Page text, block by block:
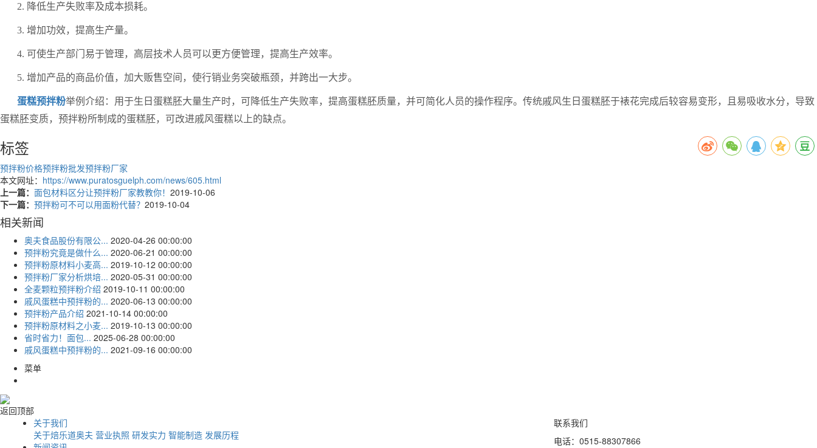
2. 降低生产失败率及成本损耗。
3. 增加功效，提高生产量。
4. 可使生产部门易于管理，高层技术人员可以更方便管理，提高生产效率。
5. 增加产品的商品价值，加大贩售空间，使行销业务突破瓶颈，并跨出一大步。
蛋糕预拌粉举例介绍：用于生日蛋糕胚大量生产时，可降低生产失败率，提高蛋糕胚质量，并可简化人员的操作程序。传统戚风生日蛋糕胚于裱花完成后较容易变形，且易吸收水分，导致
蛋糕胚变质，预拌粉所制成的蛋糕胚，可改进戚风蛋糕以上的缺点。
标签
预拌粉价格预拌粉批发预拌粉厂家
本文网址： https://www.puratosguelph.com/news/605.html
上一篇： 面包材料区分让预拌粉厂家教教你！ 2019-10-06
下一篇： 预拌粉可不可以用面粉代替？ 2019-10-04
相关新闻
奥夫食品股份有限公... 2020-04-26 00:00:00
预拌粉究竟是做什么... 2020-06-21 00:00:00
预拌粉原材料小麦高... 2019-10-12 00:00:00
预拌粉厂家分析烘培... 2020-05-31 00:00:00
全麦颗粒预拌粉介绍 2019-10-11 00:00:00
戚风蛋糕中预拌粉的... 2020-06-13 00:00:00
预拌粉产品介绍 2021-10-14 00:00:00
预拌粉原材料之小麦... 2019-10-13 00:00:00
​​​​省时省力！面包... 2025-06-28 00:00:00
戚风蛋糕中预拌粉的... 2021-09-16 00:00:00
菜单
返回顶部
关于我们
关于焙乐道奥夫 营业执照 研发实力 智能制造 发展历程
联系我们
电话：0515-88307866